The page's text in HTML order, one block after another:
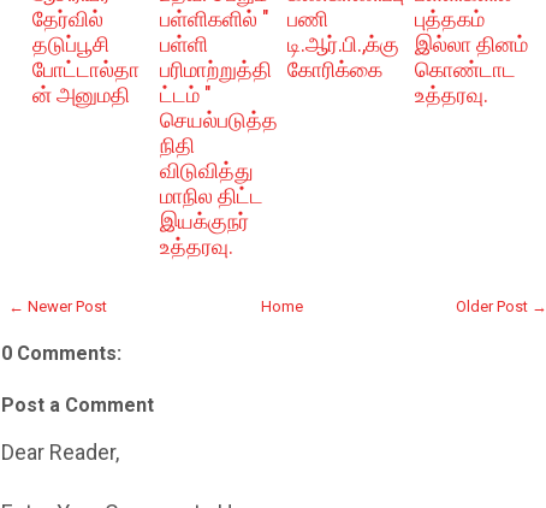
தேர்வில்
தடுப்பூசி
போட்டால்தா
ன் அனுமதி
பள்ளிகளில் "
பள்ளி
பரிமாற்றுத்தி
ட்டம் "
செயல்படுத்த
நிதி
விடுவித்து
மாநில திட்ட
இயக்குநர்
உத்தரவு.
பணி
டி.ஆர்.பி.,க்கு
கோரிக்கை
புத்தகம்
இல்லா தினம்
கொண்டாட
உத்தரவு.
← Newer Post Older Post →
Home
0 Comments:
Post a Comment
Dear Reader,